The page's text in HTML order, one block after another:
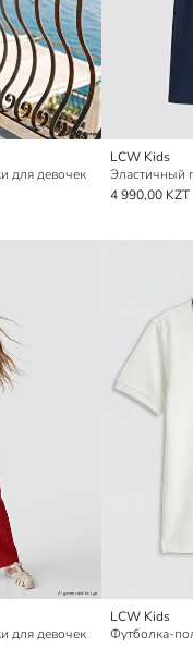
для девочек
LCW Kids
4 990,00 KZT
для девочек
LCW Kids
Футболка-